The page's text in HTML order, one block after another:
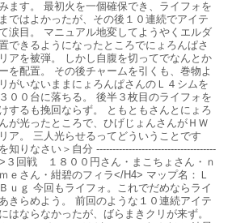
ます。 最初火を一個確保でき、ライフォを
ではよかったが、その後１０連続でアイテ
涙目。 マニュアル地変してようやくエルダ
できるようになったところでにょろんぱさ
アを被弾。 しかし自腹を切ってでなんとか
を配置。 その後チャームを引くも、巻物よ
がいないままにょろんぱさんのＬ４シムを
００台に落ちる。 後半３枚目のライフォを
するも挽回ならず。 ともともさんとにょろ
が光ったところで、ひげじょんさんがＨＷ
ア。 三人光らせるってどういうことです
知りなさい＞自分 -------------------------------------
３回戦 １８００円さん・まこちょさん・ｎ
ｅさん・紺碧のフィラ</H4> マップ名：Ｌ
ｕｇ 今回もライフォ。これでだめならライ
きらめよう。 前回のような１０連続アイテ
はならなかったが、ばらまきクリが来ず。